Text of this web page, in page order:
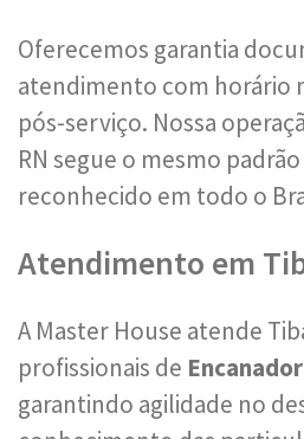
Oferecemos garantia
atendimento com horário
pós-serviço. Nossa
RN segue o mesmo
reconhecido em todo o
Atendimento em
A Master House atende
profissionais de Encanador
garantindo agilidade no